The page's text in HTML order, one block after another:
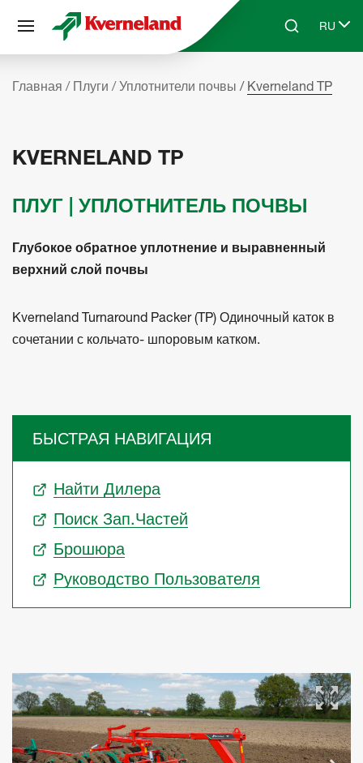
Skip to main contentSearchRU
Select
Главная Плуги Уплотнители почвы Kverneland TP
KVERNELAND TP
ПЛУГ | УПЛОТНИТЕЛЬ ПОЧВЫ
Глубокое обратное уплотнение и выравненный
верхний слой почвы
Kverneland Turnaround Packer (TP) Одиночный каток в
сочетании с кольчато- шпоровым катком.
БЫСТРАЯ НАВИГАЦИЯ
Найти Дилера
Поиск Зап.частей
Брошюра
Руководство Пользователя
Панель управления cookies